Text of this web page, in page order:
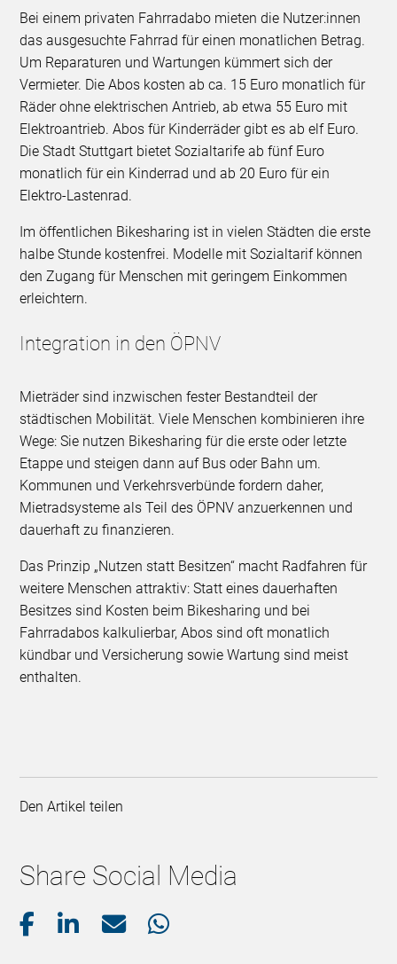
Bei einem privaten Fahrradabo mieten die Nutzer:innen
das ausgesuchte Fahrrad für einen monatlichen Betrag.
Um Reparaturen und Wartungen kümmert sich der
Vermieter. Die Abos kosten ab ca. 15 Euro monatlich für
Räder ohne elektrischen Antrieb, ab etwa 55 Euro mit
Elektroantrieb. Abos für Kinderräder gibt es ab elf Euro.
Die Stadt Stuttgart bietet Sozialtarife ab fünf Euro
monatlich für ein Kinderrad und ab 20 Euro für ein
Elektro-Lastenrad.
Im öffentlichen Bikesharing ist in vielen Städten die erste
halbe Stunde kostenfrei. Modelle mit Sozialtarif können
den Zugang für Menschen mit geringem Einkommen
erleichtern.
Integration in den ÖPNV
Mieträder sind inzwischen fester Bestandteil der
städtischen Mobilität. Viele Menschen kombinieren ihre
Wege: Sie nutzen Bikesharing für die erste oder letzte
Etappe und steigen dann auf Bus oder Bahn um.
Kommunen und Verkehrsverbünde fordern daher,
Mietradsysteme als Teil des ÖPNV anzuerkennen und
dauerhaft zu finanzieren.
Das Prinzip „Nutzen statt Besitzen“ macht Radfahren für
weitere Menschen attraktiv: Statt eines dauerhaften
Besitzes sind Kosten beim Bikesharing und bei
Fahrradabos kalkulierbar, Abos sind oft monatlich
kündbar und Versicherung sowie Wartung sind meist
enthalten.
Den Artikel teilen
Share Social Media